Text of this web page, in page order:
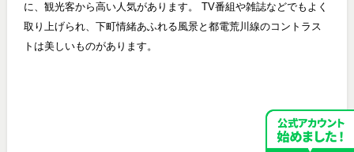
に、観光客から高い人気があります。 TV番組や雑誌などでもよく
取り上げられ、下町情緒あふれる風景と都電荒川線のコントラス
トは美しいものがあります。